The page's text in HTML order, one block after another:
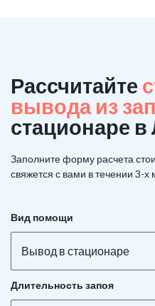
Рассчитайте
вывода из
стационаре в
Заполните форму расчета
свяжется с вами в течении 3-х
Вид помощи
Вывод в стационаре
Длительность запоя